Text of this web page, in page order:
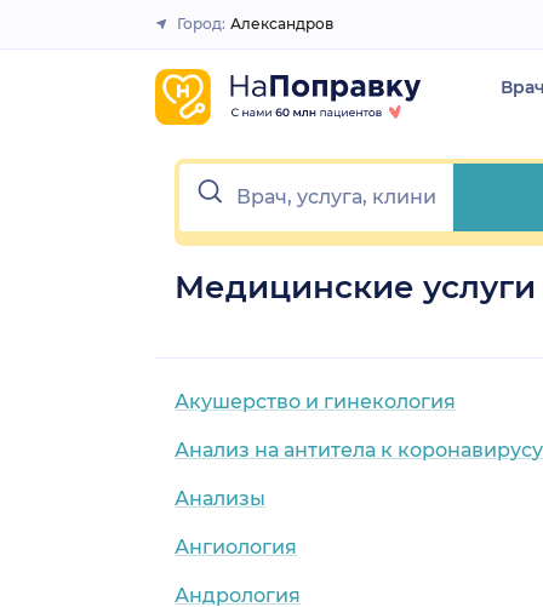
Закрыть
Город: Александров
Медицинские
Акушерство и гинекология
Анализ на антитела к коронавирусу
Анализы
Ангиология
Андрология